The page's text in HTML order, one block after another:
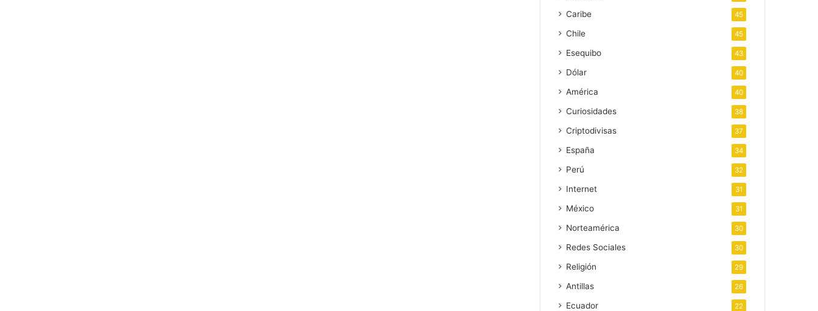
Caribe 45
Chile 45
Esequibo 43
Dólar 40
América 40
Curiosidades 38
Criptodivisas 37
España 34
Perú 32
Internet 31
México 31
Norteamérica 30
Redes Sociales 30
Religión 29
Antillas 26
Ecuador 22